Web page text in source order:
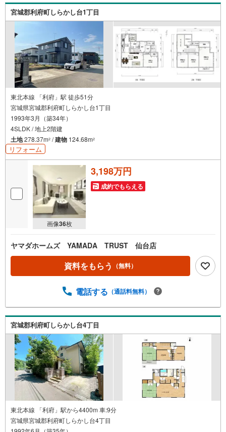
宮城郡利府町しらかし台1丁目
東北本線 「利府」駅 徒歩51分
宮城県宮城郡利府町しらかし台1丁目
1993年3月（築34年）
4SLDK / 地上2階建
土地278.37m2 /建物 124.68m2
リフォーム
画像36枚
3,198万円
成約でもらえる
ヤマダホームズ YAMADA TRUST 仙台店
資料をもらう （無料）
電話する （通話料無料）
宮城郡利府町しらかし台4丁目
東北本線 「利府」駅から4400m 車:9分
宮城県宮城郡利府町しらかし台4丁目